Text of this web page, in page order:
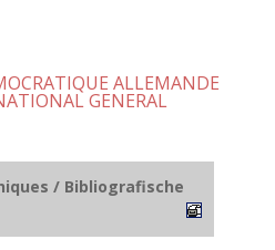
ALLEMANDE
GENERAL
/ Bibliografische